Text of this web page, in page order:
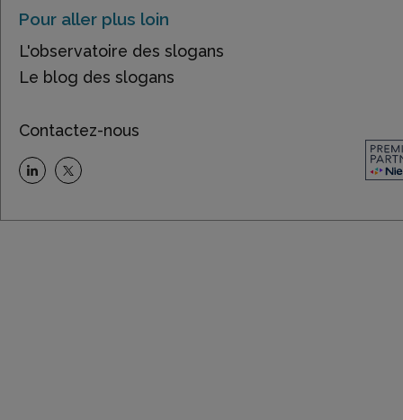
Pour aller plus loin
L'observatoire des slogans
Le blog des slogans
Contactez-nous